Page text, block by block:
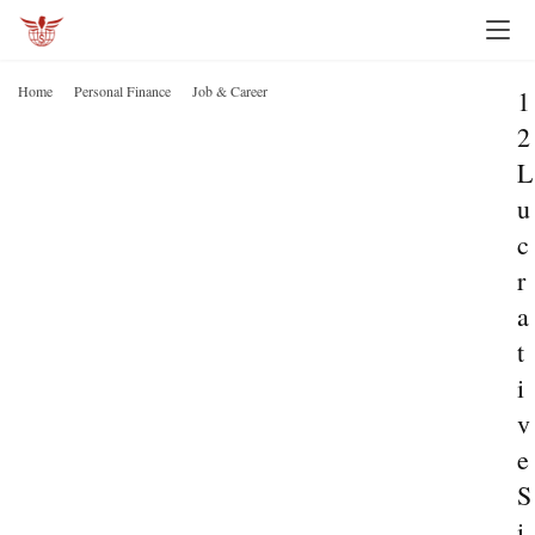
Home Personal Finance Job & Career
1
2
L
u
c
r
a
t
i
v
e
S